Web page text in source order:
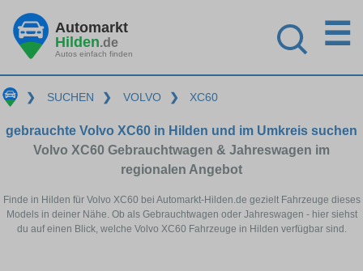
Automarkt
Hilden.de
Autos einfach finden
☰
❯ SUCHEN ❯ VOLVO ❯ XC60
gebrauchte Volvo XC60 in Hilden und im Umkreis suchen
Volvo XC60 Gebrauchtwagen & Jahreswagen im
regionalen Angebot
Finde in Hilden für Volvo XC60 bei Automarkt-Hilden.de gezielt Fahrzeuge dieses
Models in deiner Nähe. Ob als Gebrauchtwagen oder Jahreswagen - hier siehst
du auf einen Blick, welche Volvo XC60 Fahrzeuge in Hilden verfügbar sind.